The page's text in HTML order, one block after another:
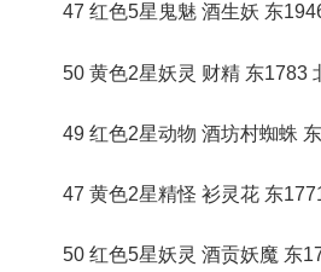
47 红色5星鬼魅 酒生妖 东
50 黄色2星妖灵 财精 东1783
49 红色2星动物 酒坊村蜘蛛 东
47 黄色2星精怪 衫灵花 东
50 红色5星妖灵 酒贡妖魔 东